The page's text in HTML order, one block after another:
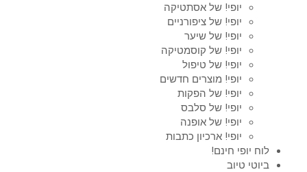
יופי! של אסתטיקה
יופי! של ציפורניים
יופי! של שיער
יופי! של קוסמטיקה
יופי! של טיפול
יופי! מוצרים חדשים
יופי! של הפקות
יופי! של סלבס
יופי! של אופנה
יופי! ארכיון כתבות
לוח יופי חינם!
ביוטי טיוב